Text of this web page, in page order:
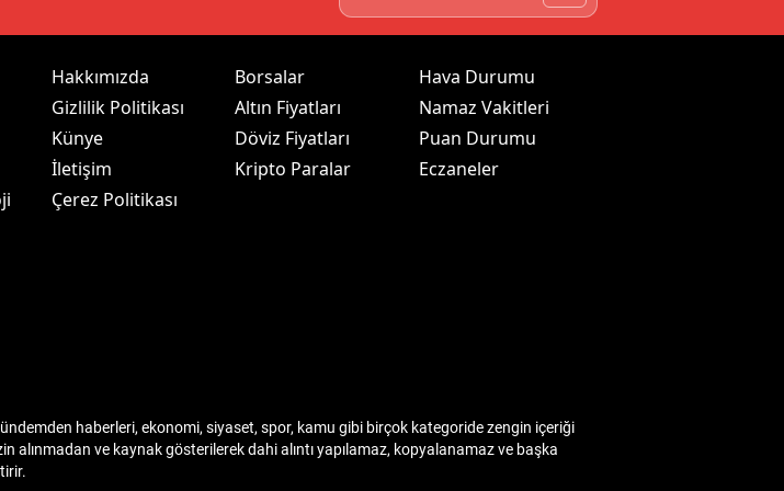
Hakkımızda
Gizlilik Politikası
Künye
İletişim
Çerez Politikası
Borsalar
Altın Fiyatları
Döviz Fiyatları
Kripto Paralar
Hava Durumu
Namaz Vakitleri
Puan Durumu
Eczaneler
haberleri, ekonomi, siyaset, spor, kamu gibi birçok kategoride zengin içeriği
alınmadan ve kaynak gösterilerek dahi alıntı yapılamaz, kopyalanamaz ve başka